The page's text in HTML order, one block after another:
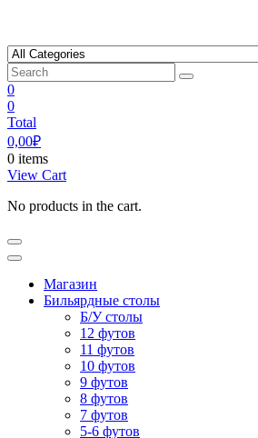
content
0
0
Total
0,00₽
0 items
View Cart
No products in the cart.
Магазин
Бильярдные столы
Б/У столы
12 футов
11 футов
10 футов
9 футов
8 футов
7 футов
5-6 футов